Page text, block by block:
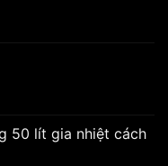
50 lít gia nhiệt cách